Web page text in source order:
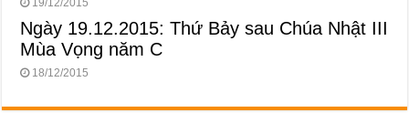
19/12/2015
Ngày 19.12.2015: Thứ Bảy sau Chúa Nhật III
Mùa Vọng năm C
18/12/2015